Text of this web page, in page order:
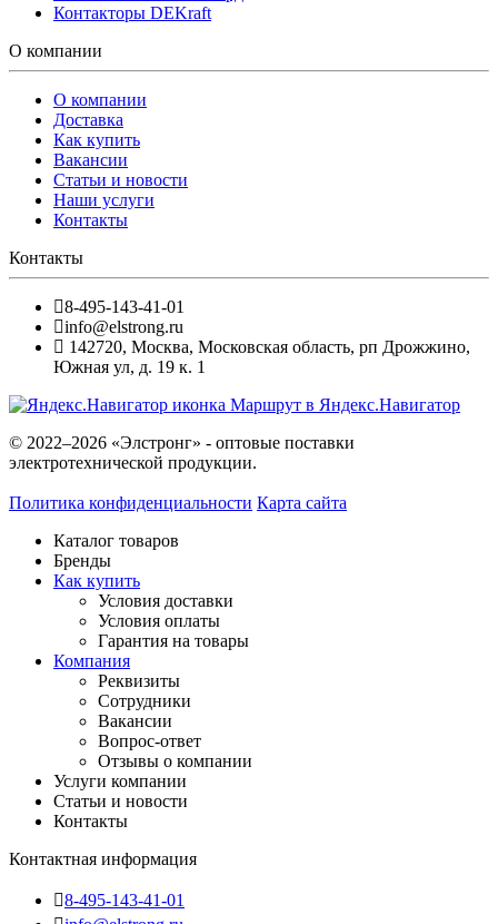
Контакторы DEKraft
О компании
О компании
Доставка
Как купить
Вакансии
Статьи и новости
Наши услуги
Контакты
Контакты
8-495-143-41-01
info@elstrong.ru
142720, Москва, Московская область, рп Дрожжино,
Южная ул, д. 19 к. 1
Маршрут в Яндекс.Навигатор
© 2022–2026 «Элстронг» - оптовые поставки
электротехнической продукции.
Политика конфиденциальности Карта сайта
Каталог товаров
Бренды
Как купить
Условия доставки
Условия оплаты
Гарантия на товары
Компания
Реквизиты
Сотрудники
Вакансии
Вопрос-ответ
Отзывы о компании
Услуги компании
Статьи и новости
Контакты
Контактная информация
8-495-143-41-01